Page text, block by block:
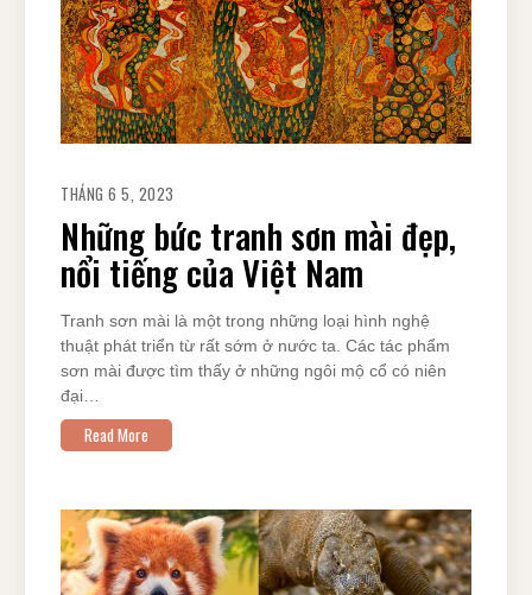
THÁNG 6 5, 2023
Những bức tranh sơn mài đẹp,
nổi tiếng của Việt Nam
Tranh sơn mài là một trong những loại hình nghệ
thuật phát triển từ rất sớm ở nước ta. Các tác phẩm
sơn mài được tìm thấy ở những ngôi mộ cổ có niên
đại…
Read More